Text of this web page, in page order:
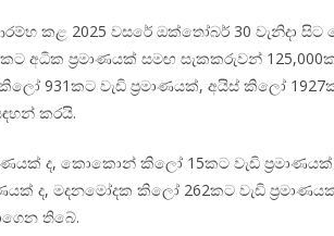
කළ 2025 වසරේ ඔක්තෝ­බර් 30 වැනිදා
අධික ප්‍රමා­ණ­යක් සමඟ සැක­ක­රු­වන්
931කට වැඩි ප්‍රමා­ණ­යක්, අයිස් කිලෝ
කරයි.
ද, කොකොන් කිලෝ 15කට වැඩි
ද, මද­න­මෝ­දක කිලෝ 262කට වැඩි
තිබේ.